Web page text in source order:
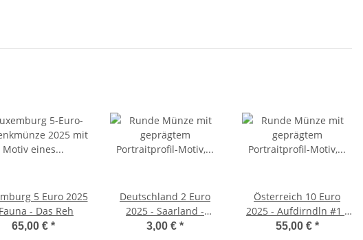
5 Euro 2025
- Das Reh
65,00 € *
Deutschland 2 Euro
2025 - Saarland -
Saarschleife - J*
3,00 € *
Österreich 10 Euro
2025 - Aufdirndln #1 -
Leinen - PP
55,00 € *